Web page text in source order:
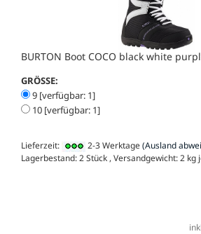
BURTON Boot COCO black white
GRÖSSE:
9 [verfügbar: 1]
10 [verfügbar: 1]
Lieferzeit: 2-3 Werktage(Ausland
Lagerbestand: 2 Stück , Versandgewicht:2 kg